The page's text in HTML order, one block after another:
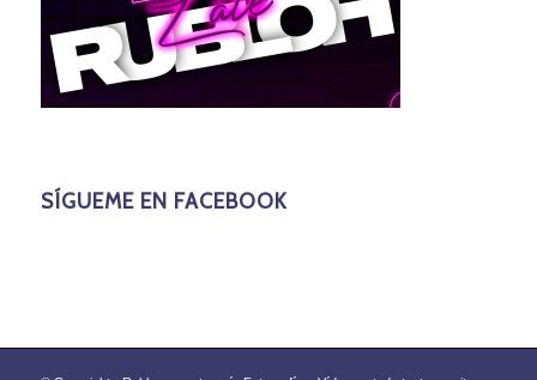
SÍGUEME EN FACEBOOK